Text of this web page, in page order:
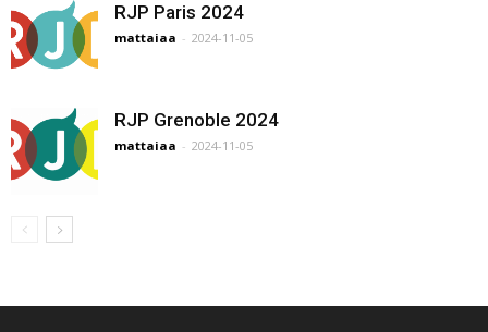
RJP Paris 2024
mattaiaa - 2024-11-05
RJP Grenoble 2024
mattaiaa - 2024-11-05